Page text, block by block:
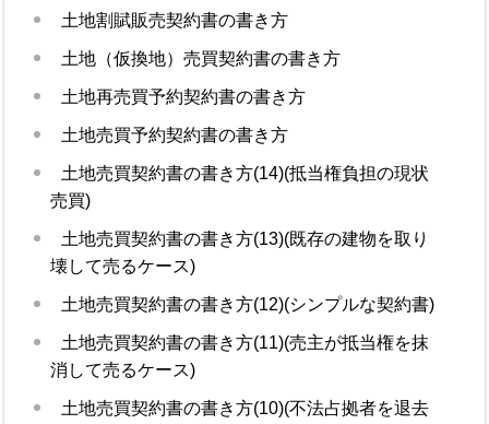
土地割賦販売契約書の書き方
土地（仮換地）売買契約書の書き方
土地再売買予約契約書の書き方
土地売買予約契約書の書き方
土地売買契約書の書き方(14)(抵当権負担の現状
売買)
土地売買契約書の書き方(13)(既存の建物を取り
壊して売るケース)
土地売買契約書の書き方(12)(シンプルな契約書)
土地売買契約書の書き方(11)(売主が抵当権を抹
消して売るケース)
土地売買契約書の書き方(10)(不法占拠者を退去